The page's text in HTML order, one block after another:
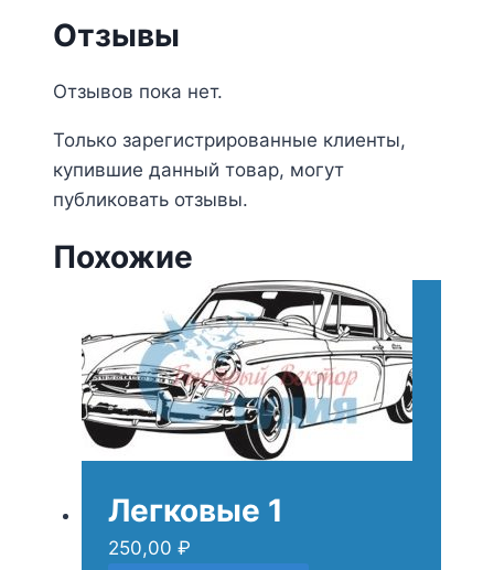
Отзывы
Отзывов пока нет.
Только зарегистрированные клиенты,
купившие данный товар, могут
публиковать отзывы.
Похожие
Легковые 1
250,00 ₽